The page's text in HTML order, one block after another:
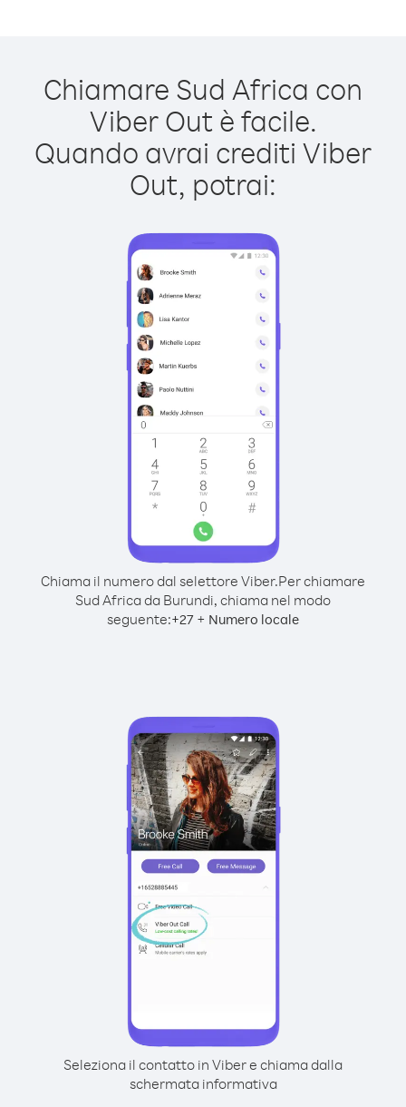
Chiamare Sud Africa con
Viber Out è facile.
Quando avrai crediti Viber
Out, potrai:
Chiama il numero dal selettore Viber.Per chiamare
Sud Africa da Burundi, chiama nel modo
seguente:+27 + Numero locale
Seleziona il contatto in Viber e chiama dalla
schermata informativa